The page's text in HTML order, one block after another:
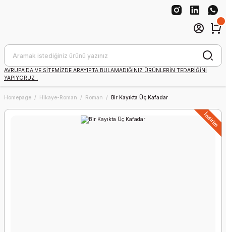
AVRUPA'DA VE SİTEMİZDE ARAYIPTA BULAMADIĞINIZ ÜRÜNLERİN TEDARİĞİNİ
YAPIYORUZ .
Homepage Hikaye-Roman Roman Bir Kayıkta Üç Kafadar
İndirim